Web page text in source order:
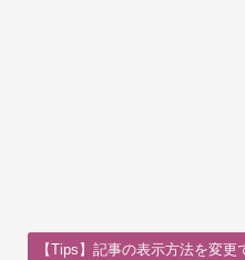
【Tips】記事の表示方法を変更